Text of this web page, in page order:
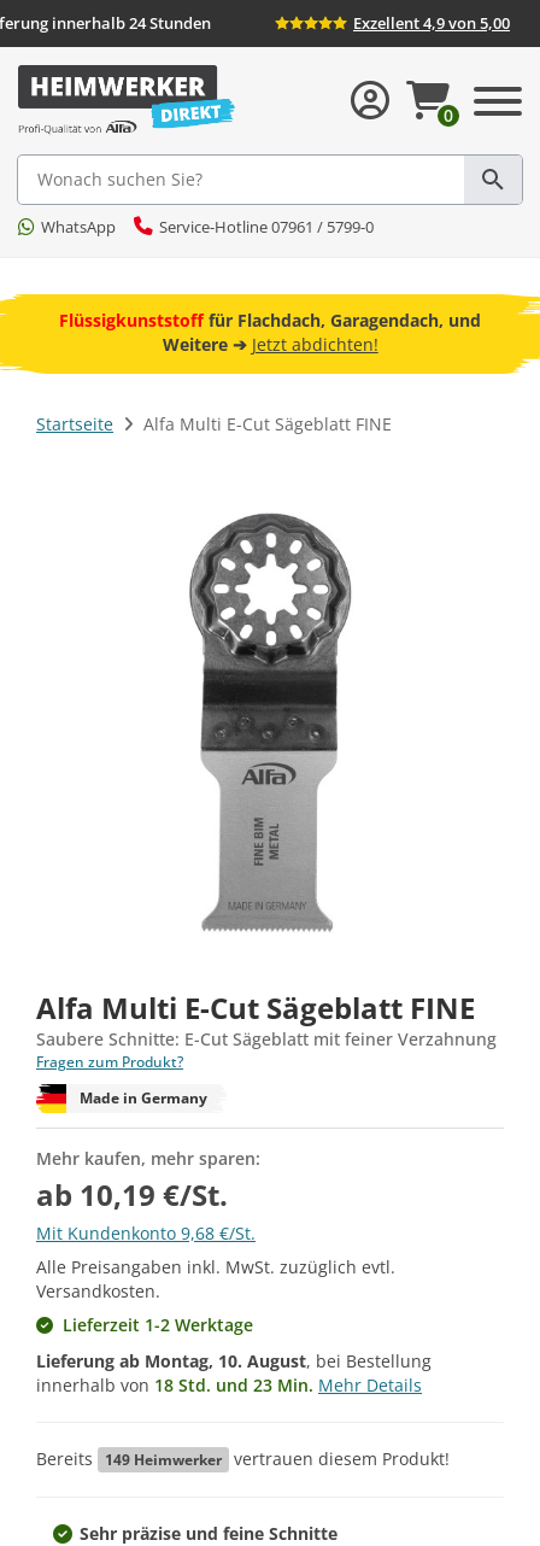
innerhalb 24 Stunden Exzellent 4,9 von 5,00
Suche
WhatsApp Service-Hotline 07961 / 5799-0
0
Flüssigkunststofffür Flachdach, Garagendach, und
Weitere ➔ Jetzt abdichten!
Startseite Alfa Multi E-Cut Sägeblatt FINE
Alfa Multi E-Cut Sägeblatt FINE
Saubere Schnitte: E-Cut Sägeblatt mit feiner Verzahnung
Fragen zum Produkt?
Made in Germany
Mehr kaufen, mehr sparen:
ab 10,19 €/St.
Mit Kundenkonto 9,68 €/St.
Alle Preisangaben inkl. MwSt. zuzüglich evtl.
Versandkosten.
Lieferzeit 1-2 Werktage
Lieferung ab Montag, 10. August, bei Bestellung
innerhalb von 18 Std. und 23 Min. Mehr Details
Bereits 149 Heimwerker vertrauen diesem Produkt!
Sehr präzise und feine Schnitte